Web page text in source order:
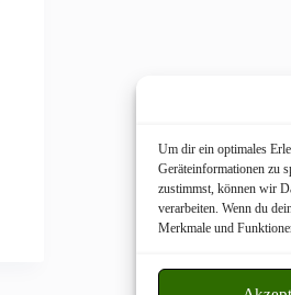
Um dir ein optimales
Geräteinformationen zu
zustimmst, können wir
verarbeiten. Wenn du
Merkmale und